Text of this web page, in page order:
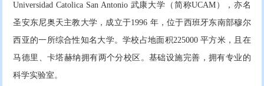
Universidad Catolica San Antonio 武康大学（简称UCAM），亦名
圣安东尼奥天主教大学，成立于1996 年，位于西班牙东南部穆尔
西亚的一所综合性知名大学。学校占地面积225000 平方米，且在
马德里、卡塔赫纳拥有两个分校区。基础设施完善，拥有专业的
科学实验室。